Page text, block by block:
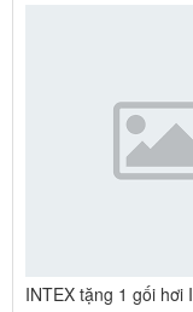
INTEX tặng 1 gối hơi